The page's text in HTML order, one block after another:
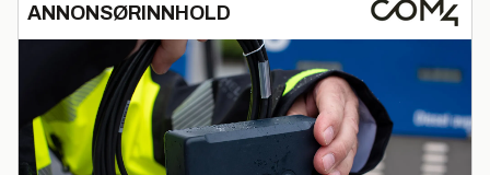
ANNONSØRINNHOLD